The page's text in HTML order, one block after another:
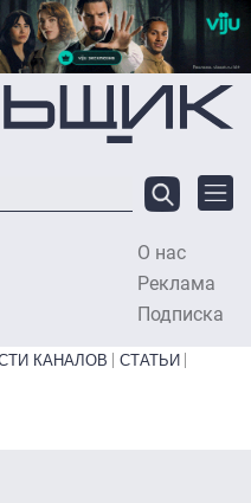
О нас
Реклама
Подписка
КАНАЛОВ
СТАТЬИ